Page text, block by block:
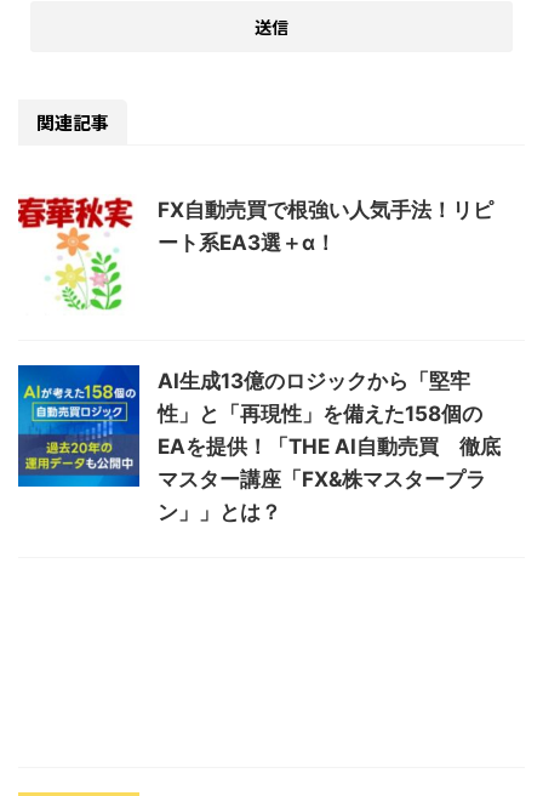
関連記事
FX自動売買で根強い人気手法！リピ
ート系EA3選＋α！
AI生成13億のロジックから「堅牢
性」と「再現性」を備えた158個の
EAを提供！「THE AI自動売買 徹底
マスター講座「FX&株マスタープラ
ン」」とは？